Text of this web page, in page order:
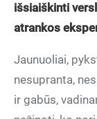
išsiaiškinti
atrankos
Jaunuoliai,
nesupranta,
ir gabūs,